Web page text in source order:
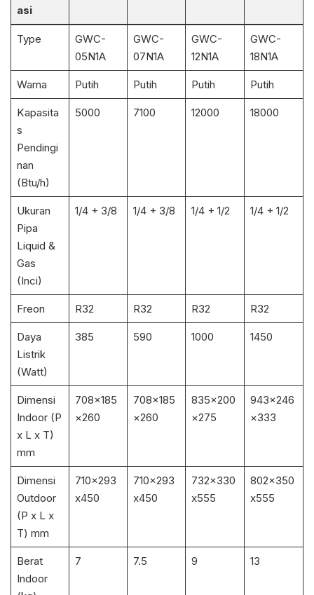
asi
Type
GWC-
05N1A
GWC-
07N1A
GWC-
12N1A
GWC-
18N1A
Warna Putih Putih Putih Putih
Kapasita
s
Pendingi
nan
(Btu/h)
5000 7100 12000 18000
Ukuran
Pipa
Liquid &
Gas
(Inci)
1/4 + 3/8 1/4 + 3/8 1/4 + 1/2 1/4 + 1/2
Freon R32 R32 R32 R32
Daya
Listrik
(Watt)
385 590 1000 1450
Dimensi
Indoor (P
x L x T)
mm
708×185
×260
708×185
×260
835×200
×275
943×246
×333
Dimensi
Outdoor
(P x L x
T) mm
710x293
x450
710x293
x450
732x330
x555
802x350
x555
Berat
Indoor
7 7.5 9 13